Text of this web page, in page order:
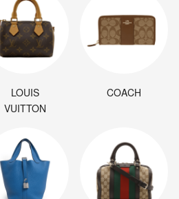
LOUIS
VUITTON
COACH